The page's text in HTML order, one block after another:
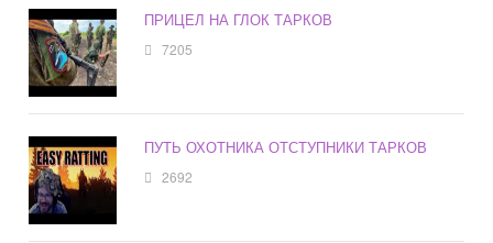
ПРИЦЕЛ НА ГЛОК ТАРКОВ
7205
ПУТЬ ОХОТНИКА ОТСТУПНИКИ ТАРКОВ
2692